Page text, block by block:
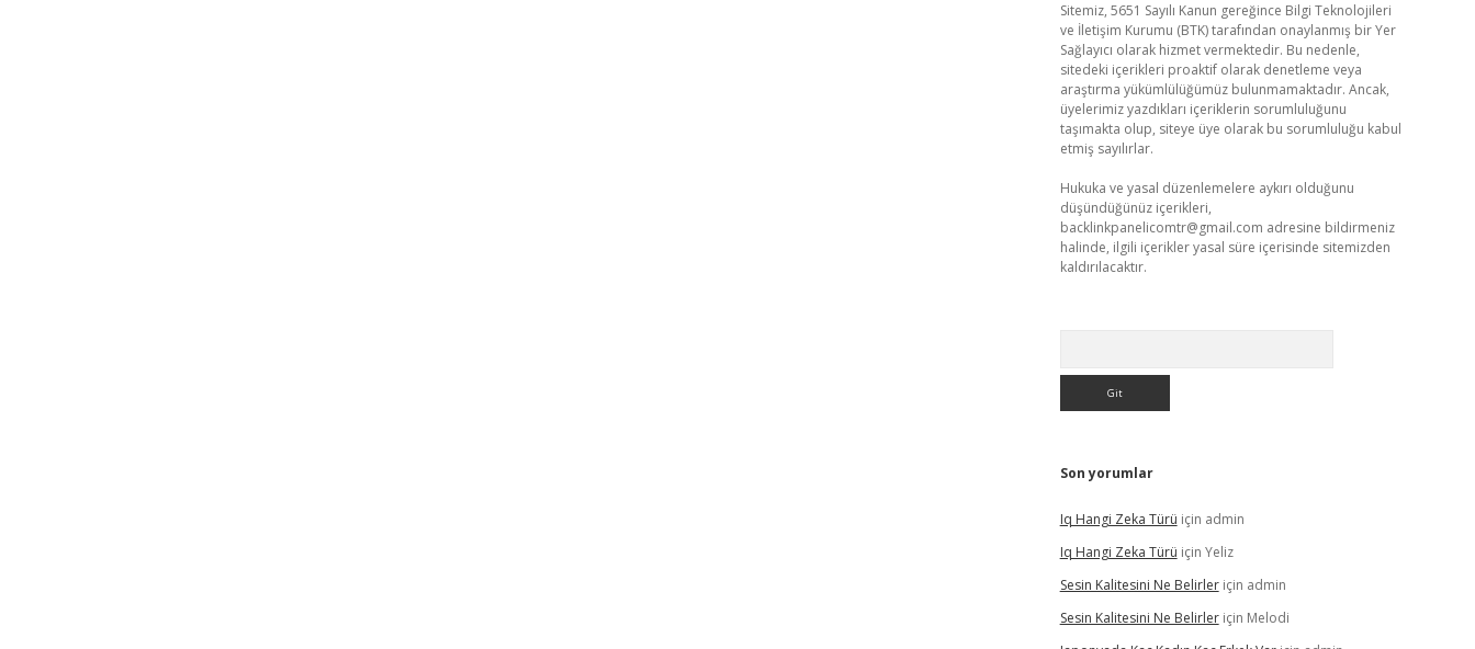
Sitemiz, 5651 Sayılı Kanun gereğince Bilgi Teknolojileri
ve İletişim Kurumu (BTK) tarafından onaylanmış bir Yer
Sağlayıcı olarak hizmet vermektedir. Bu nedenle,
sitedeki içerikleri proaktif olarak denetleme veya
araştırma yükümlülüğümüz bulunmamaktadır. Ancak,
üyelerimiz yazdıkları içeriklerin sorumluluğunu
taşımakta olup, siteye üye olarak bu sorumluluğu kabul
etmiş sayılırlar.
Hukuka ve yasal düzenlemelere aykırı olduğunu
düşündüğünüz içerikleri,
backlinkpanelicomtr@gmail.com adresine bildirmeniz
halinde, ilgili içerikler yasal süre içerisinde sitemizden
kaldırılacaktır.
Son yorumlar
Iq Hangi Zeka Türü için admin
Iq Hangi Zeka Türü için Yeliz
Sesin Kalitesini Ne Belirleriçin admin
Sesin Kalitesini Ne Belirleriçin Melodi